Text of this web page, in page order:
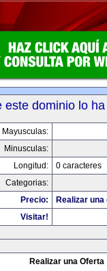
este dominio lo
Mayusculas:
Minusculas:
Longitud:
0 caracteres
Categorias:
Precio:
Realizar
Visitar!
Realizar una Oferta